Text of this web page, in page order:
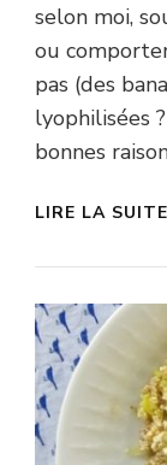
selon moi,
ou
pas (des
lyophilisées
bonnes
LIRE LA SUITE